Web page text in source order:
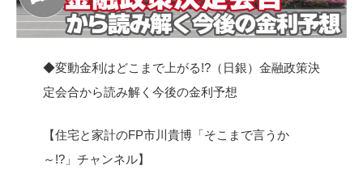
◆変動金利はどこまで上がる!?（日銀）金融政策決
定会合から読み解く今後の金利予想
【住宅と家計のFP市川貴博「そこまで言うか
～!?」チャンネル】